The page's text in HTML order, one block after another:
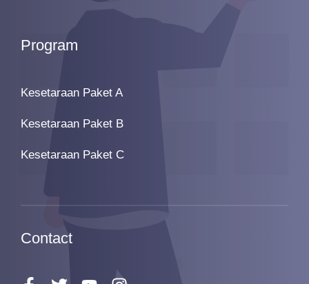
Program
Kesetaraan Paket A
Kesetaraan Paket B
Kesetaraan Paket C
Contact